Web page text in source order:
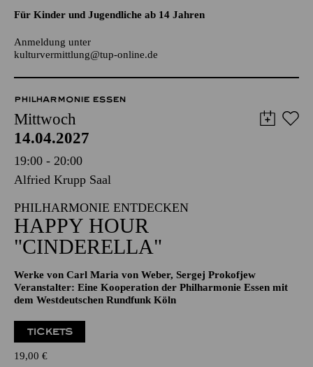
AALTO LABS
Für Kinder und Jugendliche ab 14 Jahren
kulturvermittlung@tup-online.de
PHILHARMONIE ESSEN
Mittwoch
14.04.2027
19:00 - 20:00
Alfried Krupp Saal
PHILHARMONIE ENTDECKEN
HAPPY HOUR
"CINDERELLA"
Veranstalter: Eine Kooperation der Philharmonie Essen mit
dem Westdeutschen Rundfunk Köln